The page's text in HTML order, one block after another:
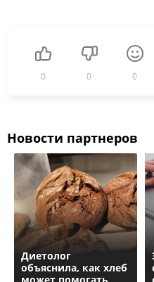
0 0 0
Новости партнеров
Диетолог
объяснила, как хлеб